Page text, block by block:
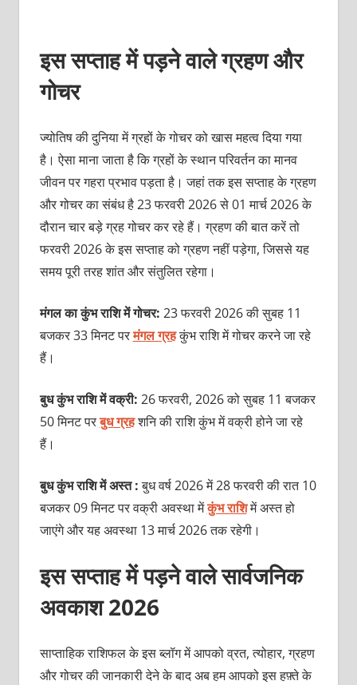
इस सप्ताह में पड़ने वाले ग्रहण और
गोचर
ज्‍योतिष की दुनिया में ग्रहों के गोचर को खास महत्‍व दिया गया
है। ऐसा माना जाता है कि ग्रहों के स्‍थान परिवर्तन का मानव
जीवन पर गहरा प्रभाव पड़ता है। जहां तक इस सप्ताह के ग्रहण
और गोचर का संबंध है 23 फरवरी 2026 से 01 मार्च 2026 के
दौरान चार बड़े ग्रह गोचर कर रहे हैं। ग्रहण की बात करें तो
फरवरी 2026 के इस सप्ताह को ग्रहण नहीं पड़ेगा, जिससे यह
समय पूरी तरह शांत और संतुलित रहेगा।
मंगल का कुंभ राशि में गोचर: 23 फरवरी 2026 की सुबह 11
बजकर 33 मिनट परमंगल ग्र‍हकुंभ राशि में गोचर करने जा रहे
हैं।
बुध कुंभ राशि में वक्री: 26 फरवरी, 2026 को सुबह 11 बजकर
50 मिनट परबुध ग्रहशनि की राशि कुंभ में वक्री होने जा रहे
हैं।
बुध कुंभ राशि में अस्त :बुध वर्ष 2026 में 28 फरवरी की रात 10
बजकर 09 मिनट पर वक्री अवस्था मेंकुंभ राशिमें अस्त हो
जाएंगे और यह अवस्था 13 मार्च 2026 तक रहेगी।
इस सप्ताह में पड़ने वाले सार्वजनिक
अवकाश 2026
साप्ताहिक राशिफल के इस ब्लॉग में आपको व्रत, त्योहार, ग्रहण
और गोचर की जानकारी देने के बाद अब हम आपको इस हफ़्ते के